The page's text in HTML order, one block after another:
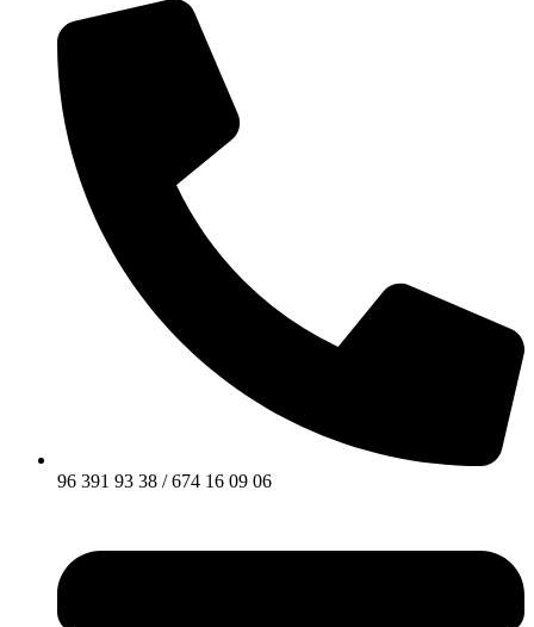
96 391 93 38 / 674 16 09 06